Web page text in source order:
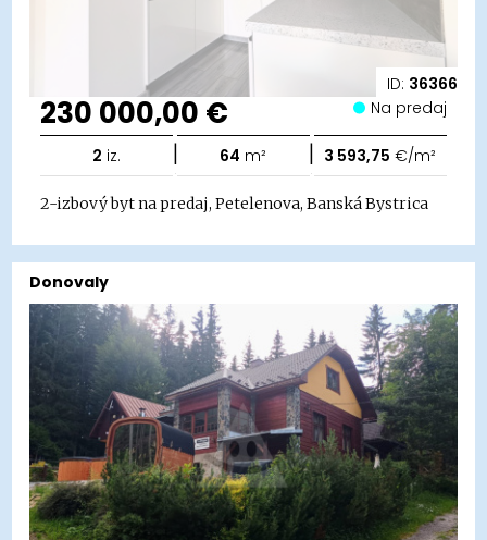
ID: 36366
230 000,00 € Na predaj
2 iz. | 64 m² | 3 593,75 €/m²
2-izbový byt na predaj, Petelenova, Banská Bystrica
Donovaly